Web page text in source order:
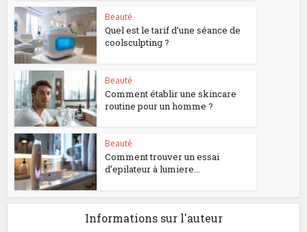
Beauté
Quel est le tarif d’une séance de
coolsculpting ?
Beauté
Comment établir une skincare
routine pour un homme ?
Beauté
Comment trouver un essai
d’epilateur à lumiere...
Informations sur l'auteur